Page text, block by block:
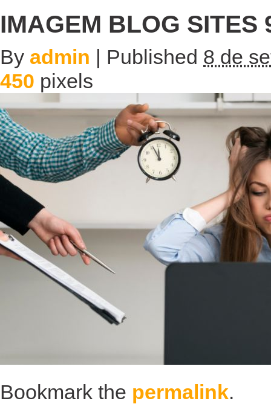
IMAGEM BLOG SITES
By admin | Published 8 de
450 pixels
Bookmark the permalink.